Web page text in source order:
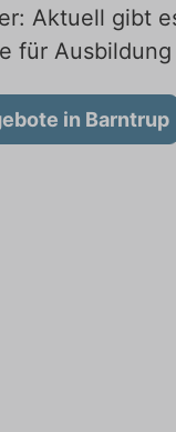
Aktuell gibt
für
in Barntrup